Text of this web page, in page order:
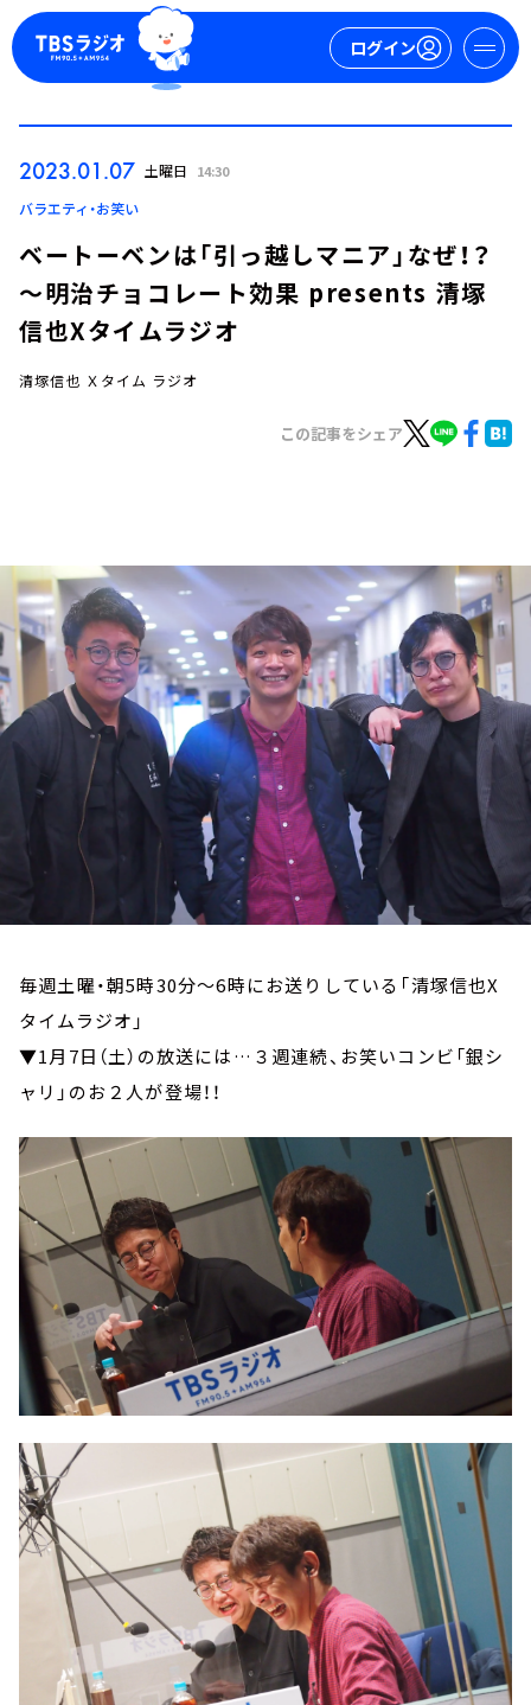
ログイン
ログイン
イベント・グッズ
YouTube
会社情報
2023.01.07 土曜日 14:30
バラエティ・お笑い
ベートーベンは「引っ越しマニア」なぜ！？
～明治チョコレート効果 presents 清塚
信也Xタイムラジオ
清塚信也 Ｘタイム ラジオ
この記事をシェア
毎週土曜・朝5時30分～6時にお送りしている「清塚信也X
タイムラジオ」
▼1月7日（土）の放送には…３週連続、お笑いコンビ「銀シ
ャリ」のお２人が登場！！